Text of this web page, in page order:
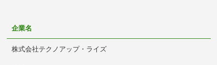
企業名
株式会社テクノアップ・ライズ